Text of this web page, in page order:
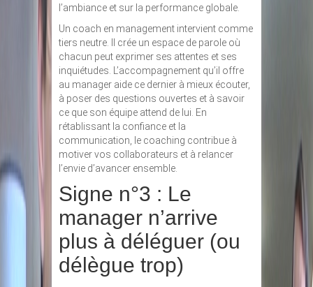
l’ambiance et sur la performance globale.
Un coach en management intervient comme
tiers neutre. Il crée un espace de parole où
chacun peut exprimer ses attentes et ses
inquiétudes. L’accompagnement qu’il offre
au manager aide ce dernier à mieux écouter,
à poser des questions ouvertes et à savoir
ce que son équipe attend de lui. En
rétablissant la confiance et la
communication, le coaching contribue à
motiver vos collaborateurs et à relancer
l’envie d’avancer ensemble.
Signe n°3 : Le
manager n’arrive
plus à déléguer (ou
délègue trop)